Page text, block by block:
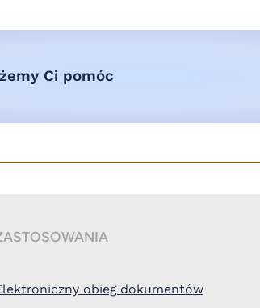
Ci pomóc
obieg dokumentów